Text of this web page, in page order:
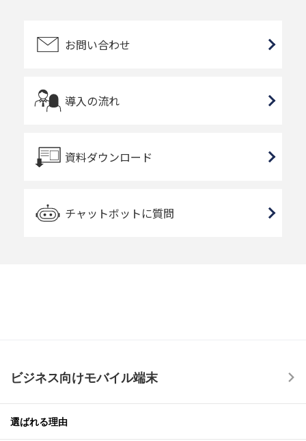
お問い合わせ
導入の流れ
資料ダウンロード
チャットボットに質問
ビジネス向けモバイル端末
選ばれる理由